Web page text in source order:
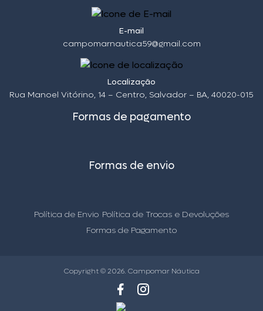
E-mail
campomarnautica59@gmail.com
Localização
Rua Manoel Vitórino, 14 – Centro, Salvador – BA, 40020-015
Formas de pagamento
Formas de envio
Política de Envio Política de Trocas e Devoluções
Formas de Pagamento
Copyright © 2026. Campomar Náutica